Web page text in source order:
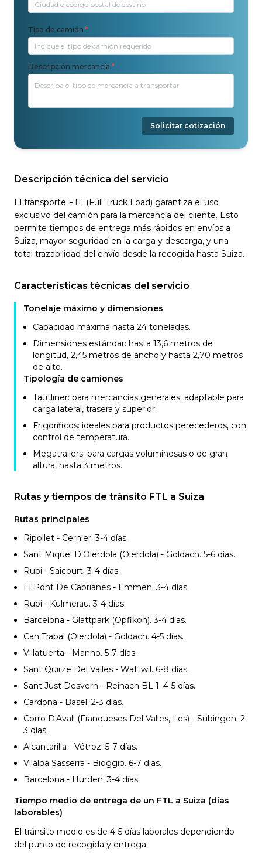
Tipo de camión *
Descripción mercancía *
Solicitar cotización
Descripción técnica del servicio
El transporte FTL (Full Truck Load) garantiza el uso
exclusivo del camión para la mercancía del cliente. Esto
permite tiempos de entrega más rápidos en envíos a
Suiza, mayor seguridad en la carga y descarga, y una
total trazabilidad del envío desde la recogida hasta Suiza.
Características técnicas del servicio
Tonelaje máximo y dimensiones
Capacidad máxima hasta 24 toneladas.
Dimensiones estándar: hasta 13,6 metros de
longitud, 2,45 metros de ancho y hasta 2,70 metros
de alto.
Tipología de camiones
Tautliner: para mercancías generales, adaptable para
carga lateral, trasera y superior.
Frigoríficos: ideales para productos perecederos, con
control de temperatura.
Megatrailers: para cargas voluminosas o de gran
altura, hasta 3 metros.
Rutas y tiempos de tránsito FTL a Suiza
Rutas principales
Ripollet - Cernier. 3-4 días.
Sant Miquel D'Olerdola (Olerdola) - Goldach. 5-6 días.
Rubi - Saicourt. 3-4 días.
El Pont De Cabrianes - Emmen. 3-4 días.
Rubi - Kulmerau. 3-4 días.
Barcelona - Glattpark (Opfikon). 3-4 días.
Can Trabal (Olerdola) - Goldach. 4-5 días.
Villatuerta - Manno. 5-7 días.
Sant Quirze Del Valles - Wattwil. 6-8 días.
Sant Just Desvern - Reinach BL 1. 4-5 días.
Cardona - Basel. 2-3 días.
Corro D'Avall (Franqueses Del Valles, Les) - Subingen. 2-
3 días.
Alcantarilla - Vétroz. 5-7 días.
Vilalba Sasserra - Bioggio. 6-7 días.
Barcelona - Hurden. 3-4 días.
Tiempo medio de entrega de un FTL a Suiza (días
laborables)
El tránsito medio es de 4-5 días laborales dependiendo
del punto de recogida y entrega.